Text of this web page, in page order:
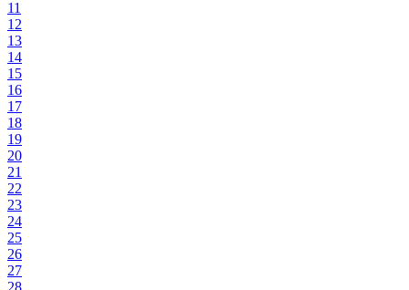
11
12
13
14
15
16
17
18
19
20
21
22
23
24
25
26
27